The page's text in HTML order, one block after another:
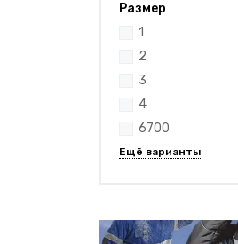
Размер
1
2
3
4
6700